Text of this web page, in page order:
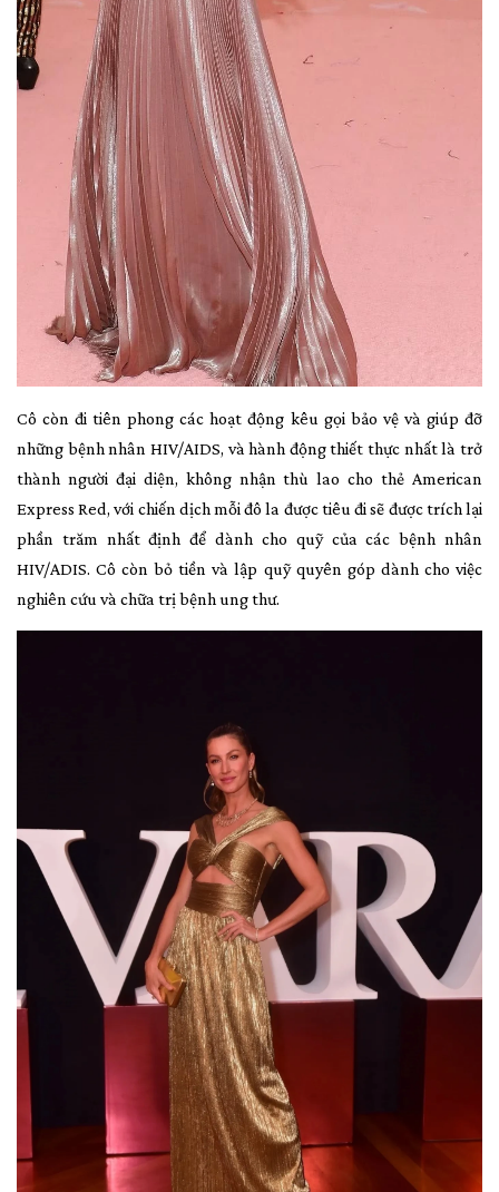
Cô còn đi tiên phong các hoạt động kêu gọi bảo vệ và giúp đỡ
những bệnh nhân HIV/AIDS, và hành động thiết thực nhất là trở
thành người đại diện, không nhận thù lao cho thẻ American
Express Red, với chiến dịch mỗi đô la được tiêu đi sẽ được trích lại
phần trăm nhất định để dành cho quỹ của các bệnh nhân
HIV/ADIS. Cô còn bỏ tiền và lập quỹ quyên góp dành cho việc
nghiên cứu và chữa trị bệnh ung thư.